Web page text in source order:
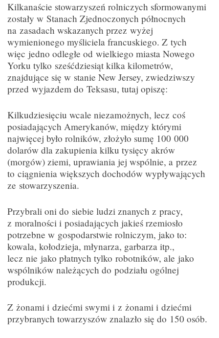
Kilkanaście stowarzyszeń rolniczych sformowanymi
zostały w Stanach Zjednoczonych północnych
na zasadach wskazanych przez wyżej
wymienionego myśliciela francuskiego. Z tych
więc jedno odległe od wielkiego miasta Nowego
Yorku tylko sześćdziesiąt kilka kilometrów,
znajdujące się w stanie New Jersey, zwiedziwszy
przed wyjazdem do Teksasu, tutaj opiszę:
Kilkudziesięciu wcale niezamożnych, lecz coś
posiadających Amerykanów, między którymi
najwięcej było rolników, złożyło sumę 100 000
dolarów dla zakupienia kilku tysięcy akrów
(morgów) ziemi, uprawiania jej wspólnie, a przez
to ciągnienia większych dochodów wypływających
ze stowarzyszenia.
Przybrali oni do siebie ludzi znanych z pracy,
z moralności i posiadających jakieś rzemiosło
potrzebne w gospodarstwie rolniczym, jako to:
kowala, kołodzieja, młynarza, garbarza itp.,
lecz nie jako płatnych tylko robotników, ale jako
wspólników należących do podziału ogólnej
produkcji.
Z żonami i dziećmi swymi i z żonami i dziećmi
przybranych towarzyszów znalazło się do 150 osób.